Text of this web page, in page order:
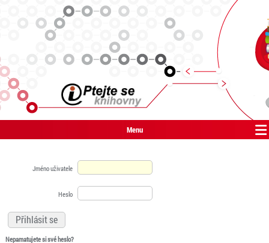
Menu
Jméno uživatele
Heslo
Nepamatujete si své heslo?